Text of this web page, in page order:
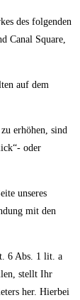
des folgenden
Canal Square,
auf dem
erhöhen, sind
oder
unseres
mit den
6 Abs. 1 lit. a
stellt Ihr
her. Hierbei